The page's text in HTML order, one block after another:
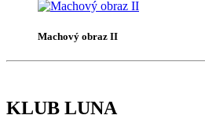
Machový obraz II
KLUB LUNA